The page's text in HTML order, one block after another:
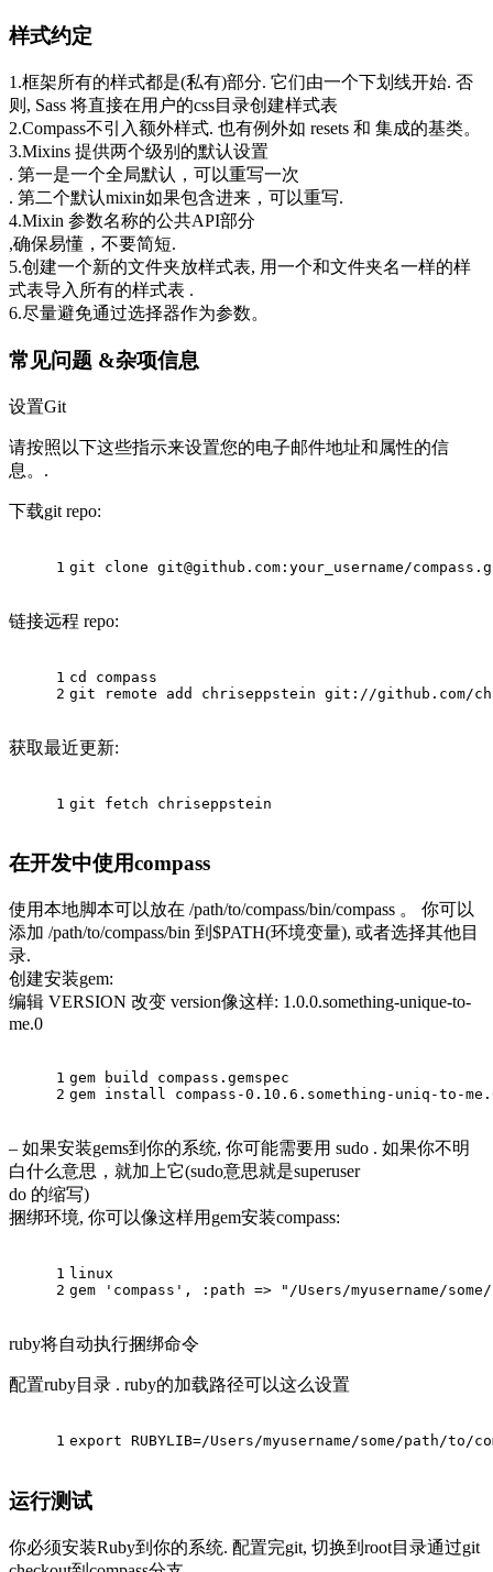
样式约定
1.框架所有的样式都是(私有)部分. 它们由一个下划线开始. 否
则, Sass 将直接在用户的css目录创建样式表
2.Compass不引入额外样式. 也有例外如 resets 和 集成的基类。
3.Mixins 提供两个级别的默认设置
. 第一是一个全局默认，可以重写一次
. 第二个默认mixin如果包含进来，可以重写.
4.Mixin 参数名称的公共API部分
,确保易懂，不要简短.
5.创建一个新的文件夹放样式表, 用一个和文件夹名一样的样
式表导入所有的样式表 .
6.尽量避免通过选择器作为参数。
常见问题 &杂项信息
设置Git
请按照以下这些指示来设置您的电子邮件地址和属性的信
息。.
下载git repo:
1 git clone git@github.com:your_username/
链接远程 repo:
1
2
cd compass
git remote add chriseppstein git://github.com/
获取最近更新:
1 git fetch chriseppstein
在开发中使用compass
使用本地脚本可以放在 /path/to/compass/bin/compass 。 你可以
添加 /path/to/compass/bin 到$PATH(环境变量), 或者选择其他目
录.
创建安装gem:
编辑 VERSION 改变 version像这样: 1.0.0.something-unique-to-
me.0
1
2
gem build compass.gemspec
gem install compass-0.10.6.something-uniq-to-
– 如果安装gems到你的系统, 你可能需要用 sudo . 如果你不明
白什么意思，就加上它(sudo意思就是superuser
do 的缩写)
捆绑环境, 你可以像这样用gem安装compass:
1
2
linux
gem 'compass', :path => "/Users/myusername/
ruby将自动执行捆绑命令
配置ruby目录 . ruby的加载路径可以这么设置
1 export RUBYLIB=/Users/myusername/some/path/to/
运行测试
你必须安装Ruby到你的系统. 配置完git, 切换到root目录通过git